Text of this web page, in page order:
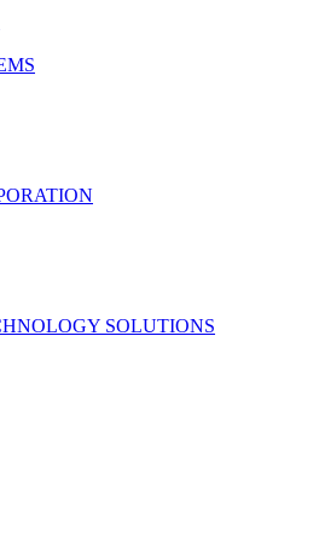
SOLUTIONS